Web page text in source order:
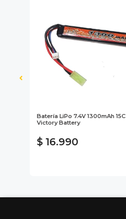
Batería LiPo 7.4V 1300mAh 15C
Victory Battery
$ 16.990